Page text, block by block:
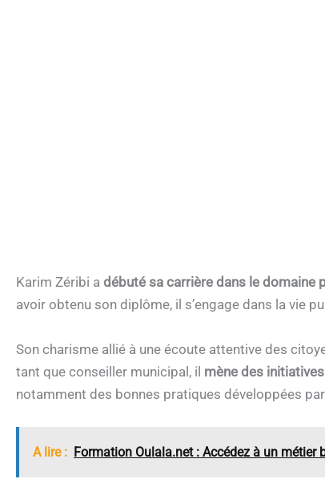
Karim Zéribi a débuté sa carrière dans le domaine
avoir obtenu son diplôme, il s’engage dans la vie
Son charisme allié à une écoute attentive des
tant que conseiller municipal, il mène des
notamment des bonnes pratiques développées
A lire : Formation Oulala.net : Accédez à un métier